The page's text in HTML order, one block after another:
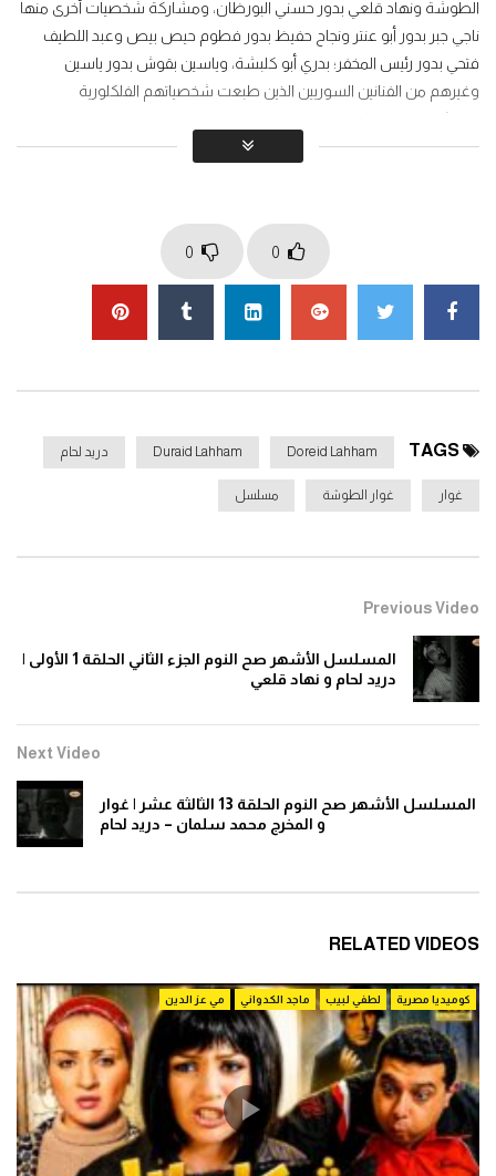
الطوشة ونهاد قلعي بدور حسني البورظان، ومشاركة شخصيات أخرى منها
ناجي جبر بدور أبو عنتر ونجاح حفيظ بدور فطوم حيص بيص وعبد اللطيف
فتحي بدور رئيس المخفر؛ بدري أبو كلبشة، وياسين بقوش بدور ياسين
وغيرهم من الفنانين السوريين الذين طبعت شخصياتهم الفلكلورية
الدمشقية في الذاكرة.
والقصة حول حارة كل من أيده إله، وصح النوم هو اسم الاوتيل أو الفندق
المقالب بينهم للفوز بقلب فطوم.
You must sign in to vote
0
0
TAGS
Doreid Lahham
Duraid Lahham دريد لحام
غوار غوار الطوشة مسلسل
Previous Video
المسلسل الأشهر صح النوم الجزء الثاني الحلقة 1 الأولى |
دريد لحام و نهاد قلعي
Next Video
المسلسل الأشهر صح النوم الحلقة 13 الثالثة عشر | غوار
و المخرج محمد سلمان – دريد لحام
RELATED VIDEOS
كوميديا مصرية لطفي لبيب ماجد الكدواني مي عز الدين